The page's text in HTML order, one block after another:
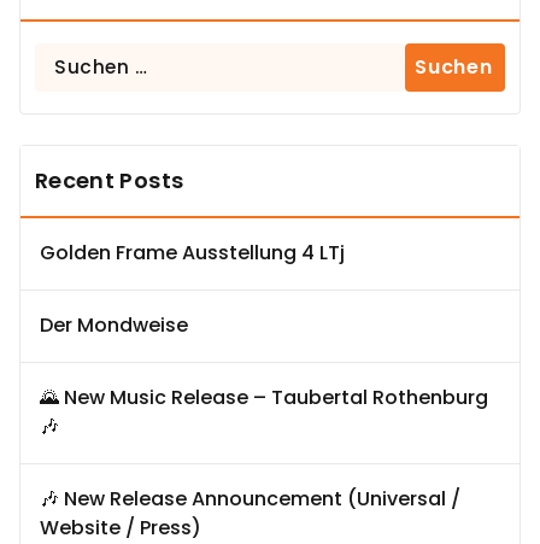
Suchen
Recent Posts
Golden Frame Ausstellung 4 LTj
Der Mondweise
🌄 New Music Release – Taubertal Rothenburg
🎶
🎶 New Release Announcement (Universal /
Website / Press)